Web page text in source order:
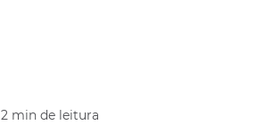
2 min de leitura